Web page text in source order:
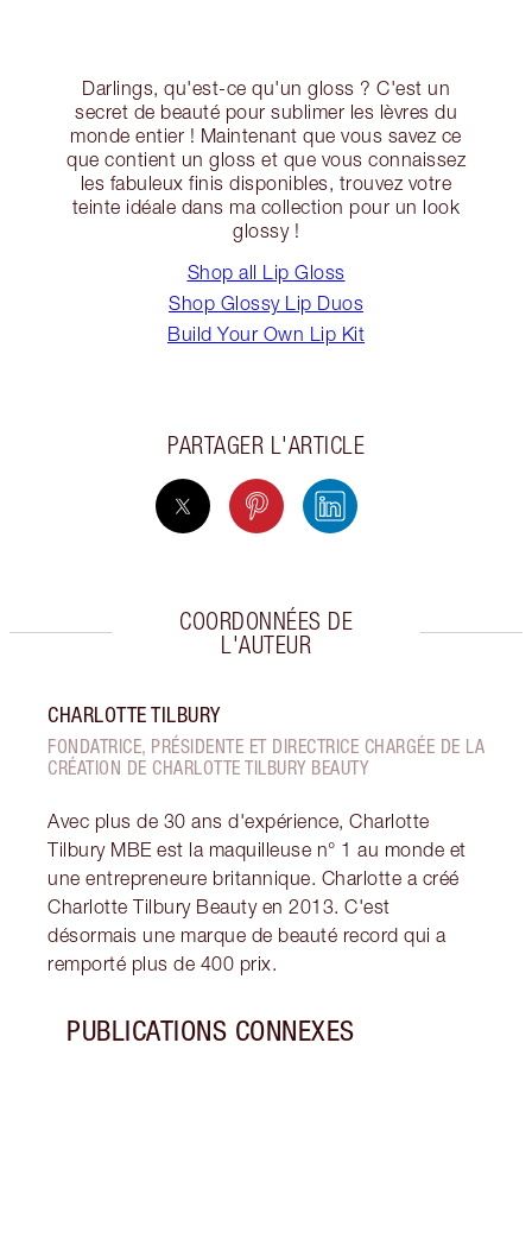
Darlings, qu'est-ce qu'un gloss ? C'est un
secret de beauté pour sublimer les lèvres du
monde entier ! Maintenant que vous savez ce
que contient un gloss et que vous connaissez
les fabuleux finis disponibles, trouvez votre
teinte idéale dans ma collection pour un look
glossy !
Shop all Lip Gloss
Shop Glossy Lip Duos
Build Your Own Lip Kit
PARTAGER L'ARTICLE
COORDONNÉES DE
L'AUTEUR
CHARLOTTE TILBURY
FONDATRICE, PRÉSIDENTE ET DIRECTRICE CHARGÉE DE LA
CRÉATION DE CHARLOTTE TILBURY BEAUTY
Avec plus de 30 ans d'expérience, Charlotte
Tilbury MBE est la maquilleuse n° 1 au monde et
une entrepreneure britannique. Charlotte a créé
Charlotte Tilbury Beauty en 2013. C'est
désormais une marque de beauté record qui a
remporté plus de 400 prix.
PUBLICATIONS CONNEXES